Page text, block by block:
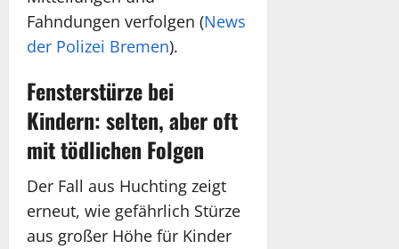
Fahndungen verfolgen (News
der Polizei Bremen).
Fensterstürze bei
Kindern: selten, aber oft
mit tödlichen Folgen
Der Fall aus Huchting zeigt
erneut, wie gefährlich Stürze
aus großer Höhe für Kinder